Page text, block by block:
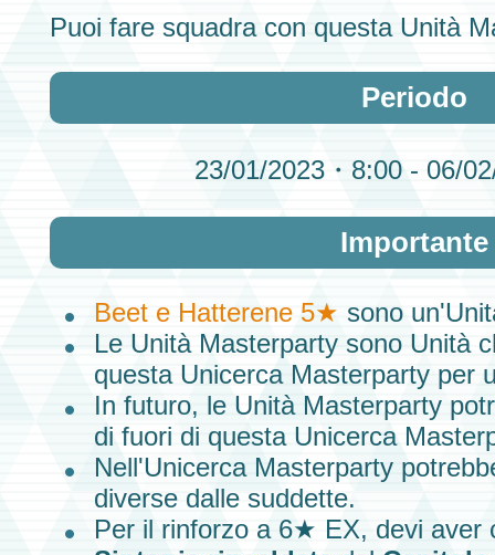
Puoi fare squadra con questa Unità
Periodo
23/01/2023・8:00 - 06/
Importante
Beet e Hatterene 5★ sono
Le UnitàMasterparty sono Unità
questa Unicerca Masterpartyper
In futuro, le Unità Masterparty
di fuori di questa Unicerca
Nell'Unicerca Masterparty
diverse dalle suddette.
Per il rinforzo a 6★ EX, devi aver